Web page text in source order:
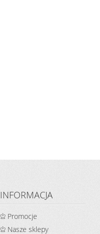
INFORMACJA
Promocje
Nasze sklepy